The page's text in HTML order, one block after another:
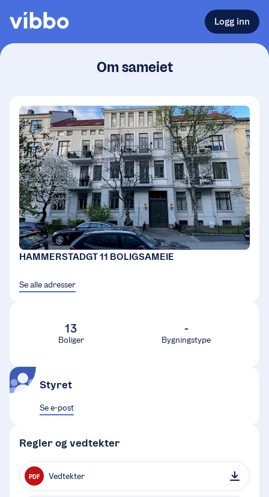
Logg inn
Om sameiet
HAMMERSTADGT 11 BOLIGSAMEIE
Se alle adresser
13
Boliger
-
Bygningstype
Styret
Se e-post
Regler og vedtekter
PDF Vedtekter